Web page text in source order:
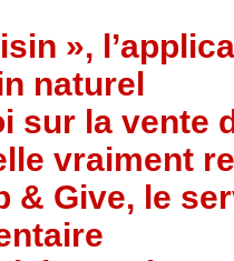
»,
naturel
sur la vente
vraiment
& Give, le